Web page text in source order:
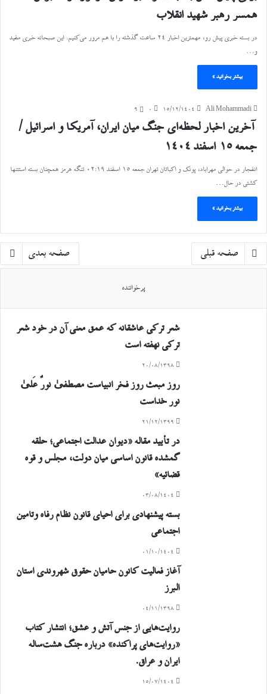
همسر رهبر شهید انقلاب
در بسته خبری پیش رو، مهمترین اخبار ۲۴ ساعت گذشته را با هم مرور می‌کنیم. این صبحانه خبری مفید
و…
بیشتر بخوانید »
Ali Mohammadi ۱۵/۱۲/۱۴۰۴ ۰ 9
آخرین اخبار لحظه‌ای جنگ میان ایران، آمریکا و اسرائیل /
جمعه ۱۵ اسفند ۱۴۰۴
انفجار در حوالی مهراباد، پونک و اکباتان تهران جمعه ۱۵ اسفند ۰۲:۱۹ تنگه هرمز همچنان بسته استتنها
کشتی در حال…
بیشتر بخوانید »
صفحه قبلی صفحه بعدی
پرخواننده
شعر ترکی عاشقانه که عمق معنی آن در خود شعر
ترکی نهفته است
۲۰/۰۸/۱۳۹۸
روز مبعث روز فخر انبیاست مصطفیٰ نورٌ عَلیٰ
نور خداست
۲۱/۱۲/۱۳۹۹
در تأیید مقاله «دیوان عدالت اجتماعی؛ حلقه
گمشده قانون اساسی میان دولت، مجلس و قوه
قضائیه»
۰۳/۰۸/۱۴۰۴
بسته پیشنهادی برای احیای قانون نظام رفاه وتامین
اجتماعی
۰۱/۱۰/۱۴۰۴
آغاز فعالیت کانون حامیان حقوق شهروندی استان
البرز
۰۴/۱۱/۱۳۹۸
روایت‌هایی از جنس آتش و عشق؛ انتشار کتاب
«روایت‌های پراکنده» درباره جنگ هشت‌ساله
ایران و عراق.
۱۵/۰۷/۱۴۰۴